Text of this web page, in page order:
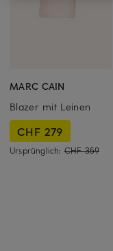
MARC CAIN
Blazer mit Leinen
CHF 279
Ursprünglich: CHF 359